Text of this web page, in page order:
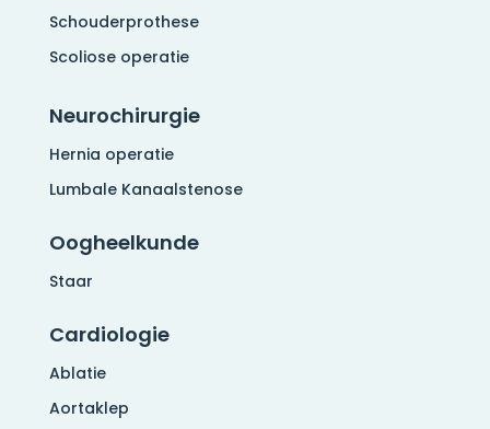
Schouderprothese
Scoliose operatie
Neurochirurgie
Hernia operatie
Lumbale Kanaalstenose
Oogheelkunde
Staar
Cardiologie
Ablatie
Aortaklep